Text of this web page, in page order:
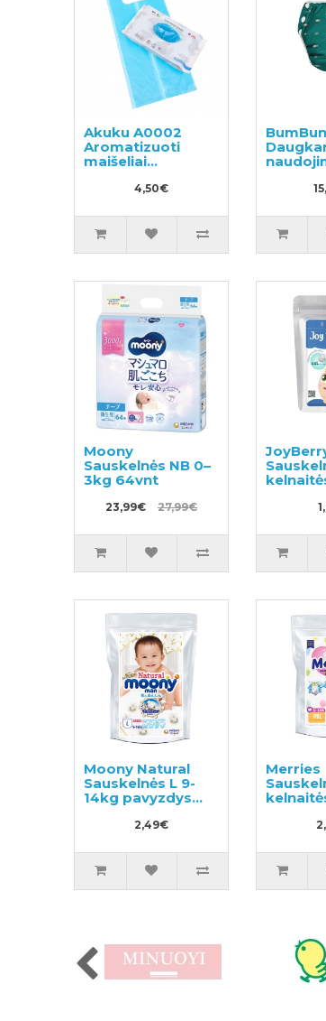
Akuku A0002
Aromatizuoti
maišeliai
sauskelnėms
4,50€
S 8-11kg
Moony
Sauskelnės NB 0–
3kg 64vnt
23,99€ 27,99€
Moony Natural
Sauskelnės L 9-
14kg pavyzdys
2,49€
Merries